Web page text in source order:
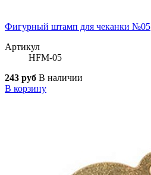
Фигурный штамп для чеканки №05
Артикул
HFM-05
243 руб В наличии
В корзину